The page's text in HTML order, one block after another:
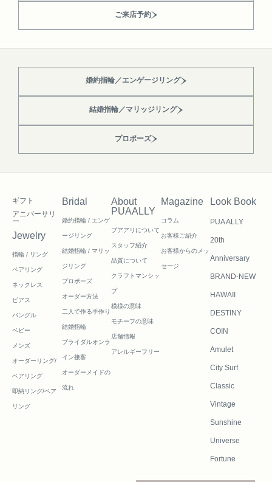
ご来店予約
婚約指輪／エンゲージリング
結婚指輪／マリッジリング
プロポーズ
ギフト
アニバーサリ
ー
Jewelry
指輪 / リング
ペアリング
ネックレス
ピアス
バングル
ベビー
メンズ
オーダーリング/
ペアリング
即納リング/ペア
リング
Bridal
婚約指輪 / エンゲ
ージリング
結婚指輪 / マリッ
ジリング
プロポーズ
オーダー方法
二人で作る手作り
結婚指輪
ブライダルオンラ
イン接客
オーダーメイドの
流れ
About
PUAALLY
プアアリについて
スタッフ紹介
品質について
クラフトマンシッ
プ
模様の意味
モチーフの意味
店舗情報
アレルギーフリー
Magazine
コラム
お客様ご紹介
お客様からのメッ
セージ
Look Book
PUA ALLY
20th
Anniversary
BRAND-NEW
HAWAII
DESTINY
COIN
Amulet
City Surf
Classic
Vintage
Sunshine
Universe
Fortune